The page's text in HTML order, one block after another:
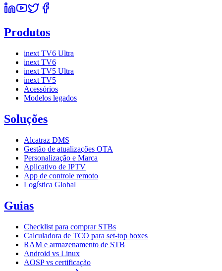
Produtos
inext TV6 Ultra
inext TV6
inext TV5 Ultra
inext TV5
Acessórios
Modelos legados
Soluções
Alcatraz DMS
Gestão de atualizações OTA
Personalização e Marca
Aplicativo de IPTV
App de controle remoto
Logística Global
Guias
Checklist para comprar STBs
Calculadora de TCO para set-top boxes
RAM e armazenamento de STB
Android vs Linux
AOSP vs certificação